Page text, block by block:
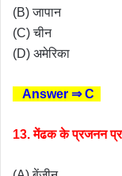
(B) जापान
(C) चीन
(D) अमेरिका
Answer ⇒ C
13. मेंढक के प्रजनन